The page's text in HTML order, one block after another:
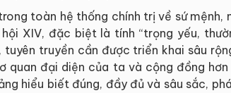
toàn hệ thống chính trị về sứ mệnh,
XIV, đặc biệt là tính “trọng yếu,
truyền cần được triển khai sâu
quan đại diện của ta và cộng đồng
hiểu biết đúng, đầy đủ và sâu sắc,